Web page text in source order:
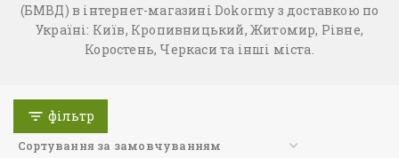
(БМВД) в інтернет-магазині Dokormy з доставкою по
Україні: Київ, Кропивницький, Житомир, Рівне,
Коростень, Черкаси та інші міста.
фільтр